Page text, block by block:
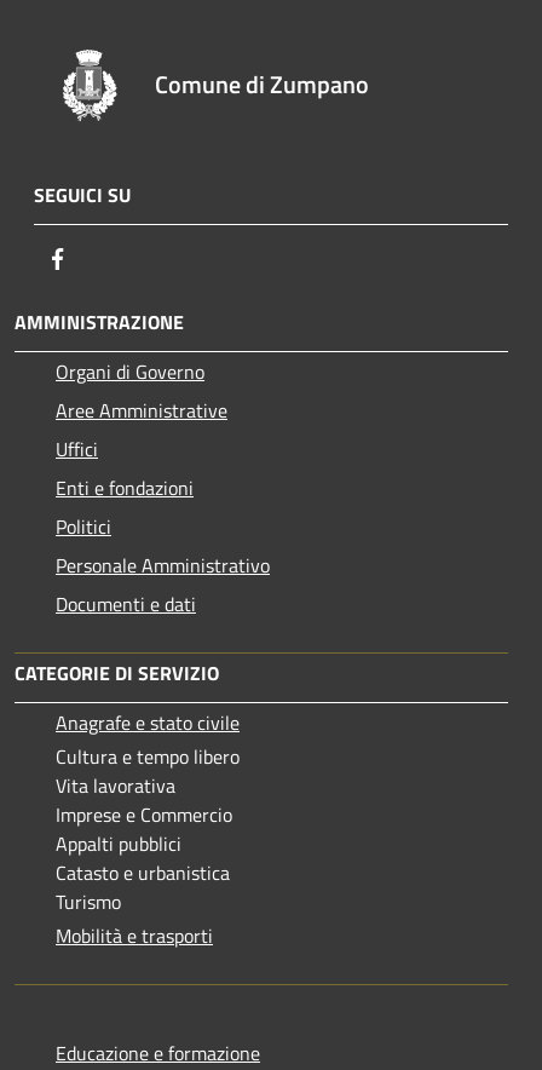
Comune di Zumpano
SEGUICI SU
AMMINISTRAZIONE
Organi di Governo
Aree Amministrative
Uffici
Enti e fondazioni
Politici
Personale Amministrativo
Documenti e dati
CATEGORIE DI SERVIZIO
Anagrafe e stato civile
Cultura e tempo libero
Vita lavorativa
Imprese e Commercio
Appalti pubblici
Catasto e urbanistica
Turismo
Mobilità e trasporti
Educazione e formazione